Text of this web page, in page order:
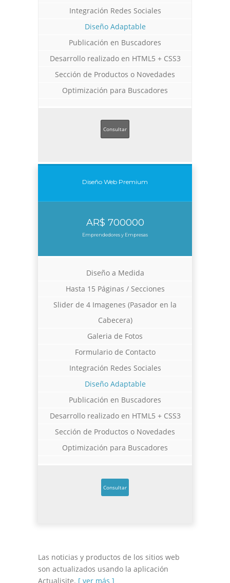
Integración Redes Sociales
Diseño Adaptable
Publicación en Buscadores
Desarrollo realizado en HTML5 + CSS3
Sección de Productos o Novedades
Optimización para Buscadores
Consultar
Diseño Web Premium
AR$ 700000
Emprendedores y Empresas
Diseño a Medida
Hasta 15 Páginas / Secciones
Slider de 4 Imagenes (Pasador en la
Cabecera)
Galeria de Fotos
Formulario de Contacto
Integración Redes Sociales
Diseño Adaptable
Publicación en Buscadores
Desarrollo realizado en HTML5 + CSS3
Sección de Productos o Novedades
Optimización para Buscadores
Consultar
Las noticias y productos de los sitios web
son actualizados usando la aplicación
Actualisite. [ ver más ]
Diseño Web Manu Urcera
Trabajos Web
Diseño Web para Indumentaria
Trabajos Web
Diseño Web a Medida para Consultora
Trabajos Web